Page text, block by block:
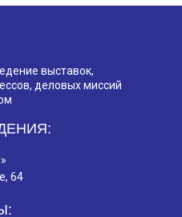
64
выставок,
деловых миссий